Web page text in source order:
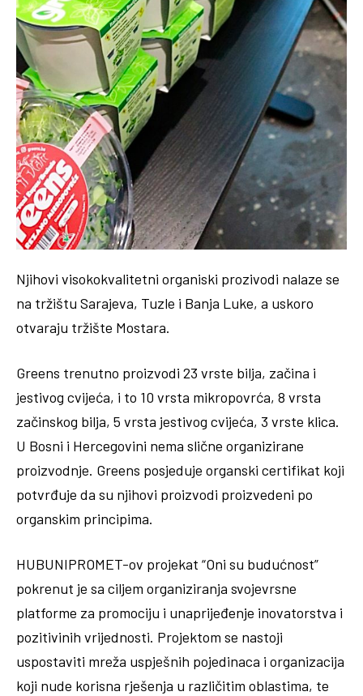
Njihovi visokokvalitetni organiski prozivodi nalaze se
na tržištu Sarajeva, Tuzle i Banja Luke, a uskoro
otvaraju tržište Mostara.
Greens trenutno proizvodi 23 vrste bilja, začina i
jestivog cvijeća, i to 10 vrsta mikropovrća, 8 vrsta
začinskog bilja, 5 vrsta jestivog cvijeća, 3 vrste klica.
U Bosni i Hercegovini nema slične organizirane
proizvodnje. Greens posjeduje organski certifikat koji
potvrđuje da su njihovi proizvodi proizvedeni po
organskim principima.
HUBUNIPROMET-ov projekat “Oni su budućnost”
pokrenut je sa ciljem organiziranja svojevrsne
platforme za promociju i unaprijeđenje inovatorstva i
pozitivinih vrijednosti. Projektom se nastoji
uspostaviti mreža uspješnih pojedinaca i organizacija
koji nude korisna rješenja u različitim oblastima, te